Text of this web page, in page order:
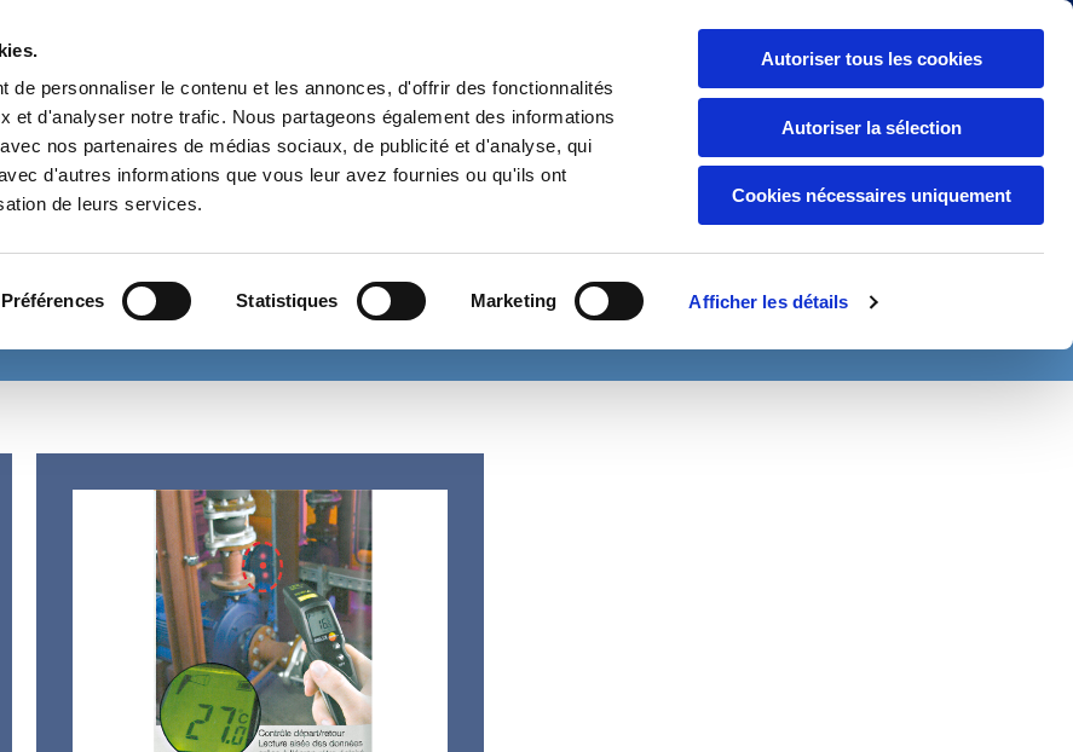
de personnaliser le contenu et les annonces, d'offrir des fonctionnalités
et d'analyser notre trafic. Nous partageons également des informations
nos partenaires de médias sociaux, de publicité et d'analyse, qui
d'autres informations que vous leur avez fournies ou qu'ils ont
de leurs services.
Préférences Statistiques Marketing Afficher les détails
Autoriser tous les cookies
Autoriser la sélection
Cookies nécessaires uniquement
|Secteurs d’activité|Contact
TECHNIQUE EN FRANCE ET À
L’INTERNATIONAL
DEPUIS 1985
RÉFERENCÉ OTAN / NATO & EDF
FILTRATION TOUS FLUIDES
& PROTECTION ENVIRONNEMENT ROBINETTERIE-TUYAUTERIE-RACCORDS MESURE & ANALYSE